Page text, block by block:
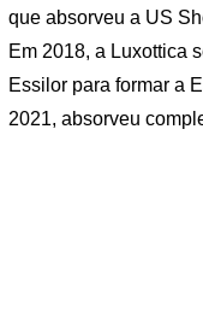
que absorveu a US
Em 2018, a Luxottica
Essilor para formar a
2021, absorveu